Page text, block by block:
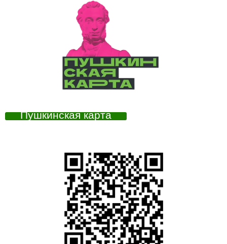
Пушкинская карта